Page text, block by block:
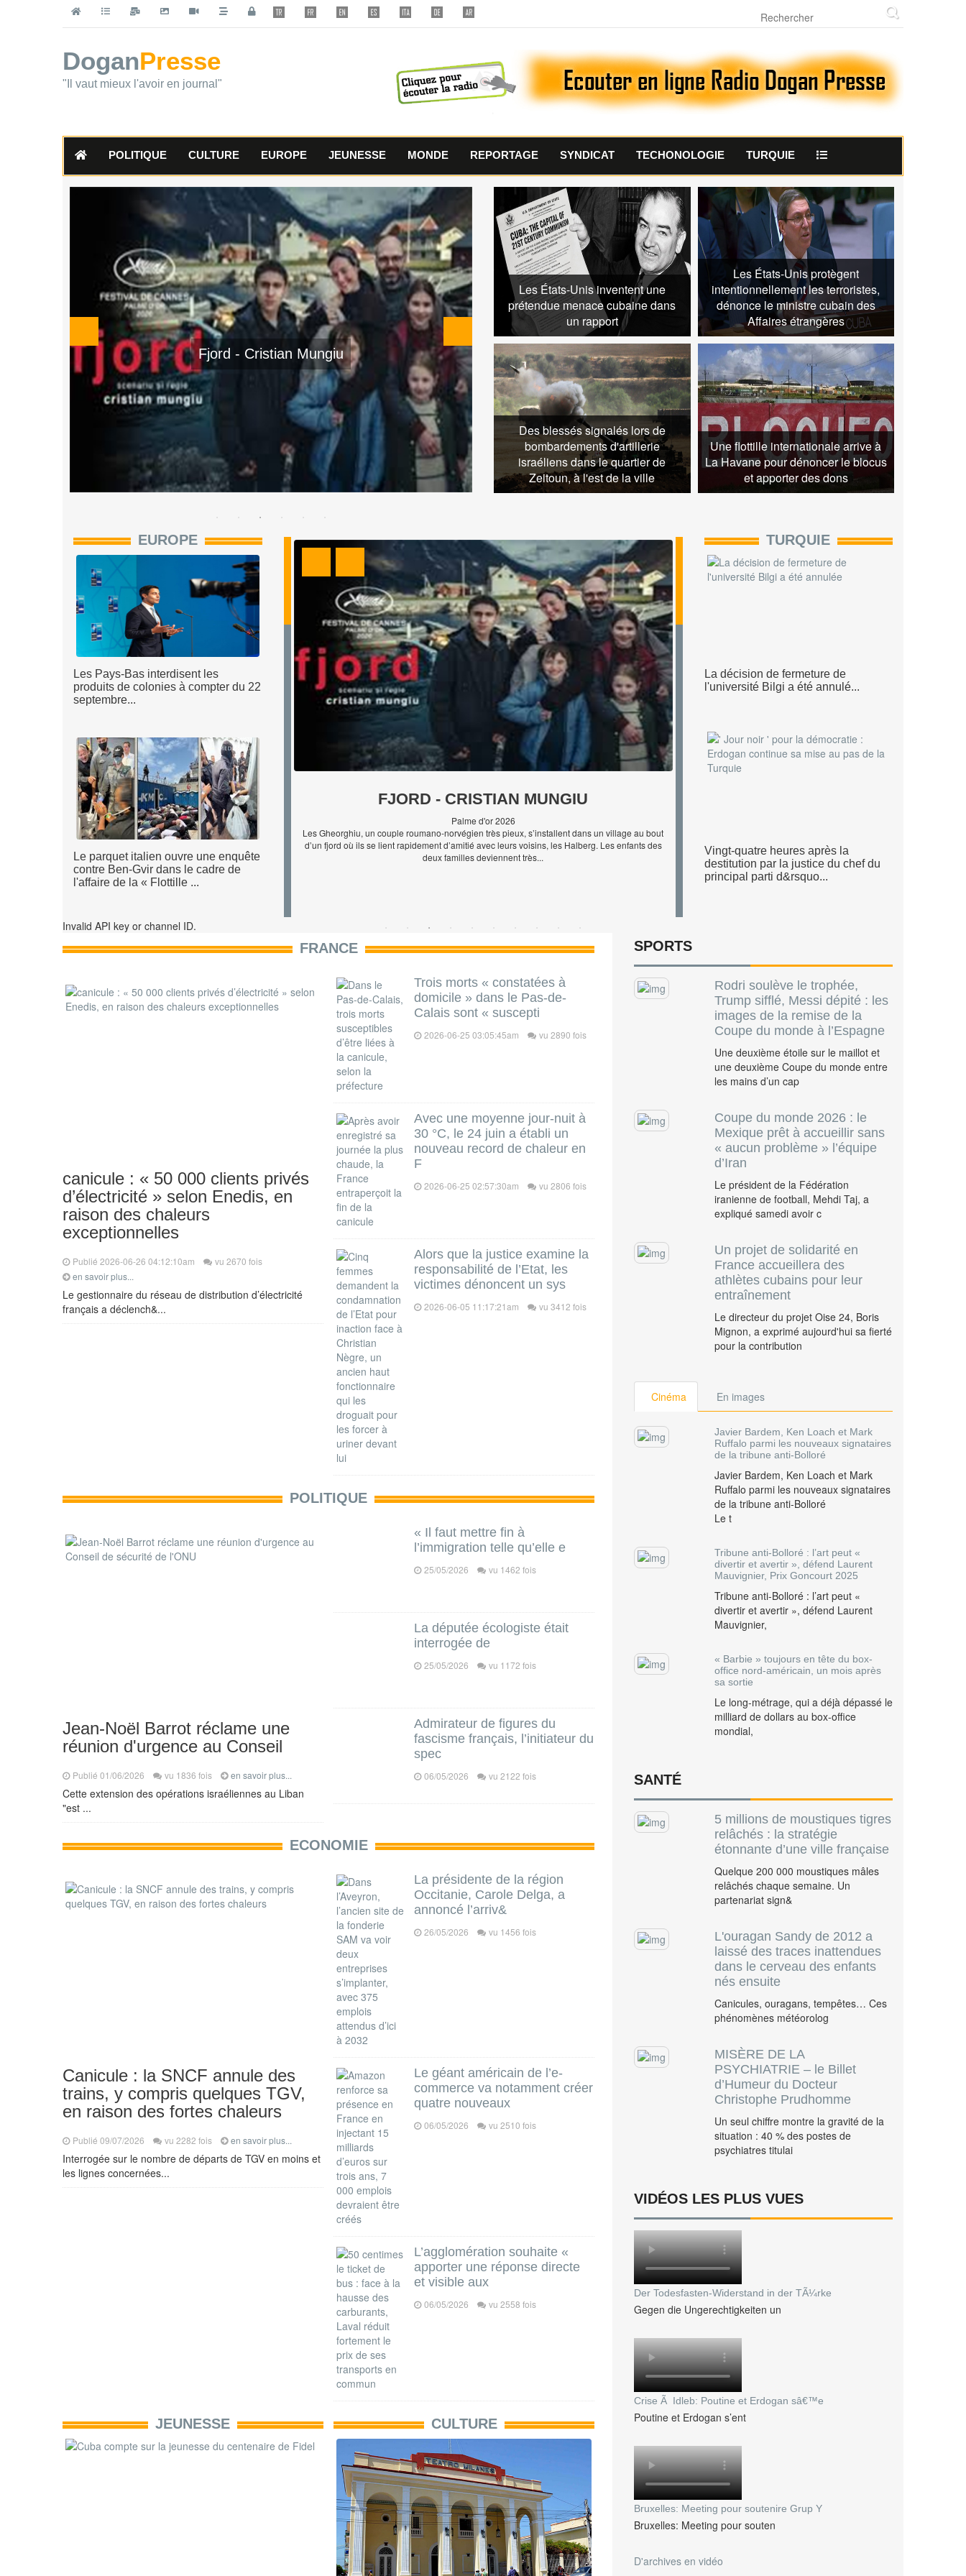
DoganPresse
"Il vaut mieux l'avoir en journal"
POLITIQUE CULTURE EUROPE JEUNESSE MONDE REPORTAGE SYNDICAT TECHONOLOGIE TURQUIE
El Ser Querido - Rodrigo Sorogoyen COWARD - Lukas DHONT
Les États-Unis inventent une
prétendue menace cubaine dans
un rapport
Les États-Unis protègent
intentionnellement les terroristes,
dénonce le ministre cubain des
Affaires étrangères
Des blessés signalés lors de
bombardements d'artillerie
israéliens dans le quartier de
Zeitoun, à l'est de la ville
Une flottille internationale arrive à
La Havane pour dénoncer le blocus
et apporter des dons
EUROPE
Les Pays-Bas interdisent les
produits de colonies à compter du 22
septembre...
Le parquet italien ouvre une enquête
contre Ben-Gvir dans le cadre de
l'affaire de la « Flottille ...
FJORD - CRISTIAN MUNGIU
Palme d'or 2026
Les Gheorghiu, un couple roumano-norvégien très pieux, s’installent dans un village au bout
d’un fjord où ils se lient rapidement d’amitié avec leurs voisins, les Halberg. Les enfants des
deux familles deviennent très...
EL SER QUERIDO - RODRIGO SOROGOYEN
Réalisateur mondialement célèbre, Esteban Martínez revient en Espagne pour tourner son
nouveau film. Il en offre le rôle principal à une jeune actrice inconnue : sa fille, qu’il n’a pas
vue depuis treize ans. La jeune femme accepte cette incroy...
TURQUIE
La décision de fermeture de
l'université Bilgi a été annulé...
Vingt-quatre heures après la
destitution par la justice du chef du
principal parti d&rsquo...
Invalid API key or channel ID.
FRANCE
canicule : « 50 000 clients privés
d’électricité » selon Enedis, en
raison des chaleurs
exceptionnelles
Publié 2026-06-26 04:12:10am
vu 2670 fois
en savoir plus...
Le gestionnaire du réseau de distribution d’électricité
français a déclench&...
Trois morts « constatées à
domicile » dans le Pas-de-
Calais sont « suscepti
2026-06-25 03:05:45am vu 2890 fois
Avec une moyenne jour-nuit à
30 °C, le 24 juin a établi un
nouveau record de chaleur en
F
2026-06-25 02:57:30am vu 2806 fois
Alors que la justice examine la
responsabilité de l’Etat, les
victimes dénoncent un sys
2026-06-05 11:17:21am vu 3412 fois
POLITIQUE
Jean-Noël Barrot réclame une
réunion d'urgence au Conseil
Publié 01/06/2026 vu 1836 fois en savoir plus...
Cette extension des opérations israéliennes au Liban
"est ...
« Il faut mettre fin à
l’immigration telle qu’elle e
25/05/2026 vu 1462 fois
La députée écologiste était
interrogée de
25/05/2026 vu 1172 fois
Admirateur de figures du
fascisme français, l’initiateur du
spec
06/05/2026 vu 2122 fois
ECONOMIE
Canicule : la SNCF annule des
trains, y compris quelques TGV,
en raison des fortes chaleurs
Publié 09/07/2026 vu 2282 fois en savoir plus...
Interrogée sur le nombre de départs de TGV en moins et
les lignes concernées...
La présidente de la région
Occitanie, Carole Delga, a
annoncé l’arriv&
26/05/2026 vu 1456 fois
Le géant américain de l’e-
commerce va notamment créer
quatre nouveaux
06/05/2026 vu 2510 fois
L’agglomération souhaite «
apporter une réponse directe
et visible aux
06/05/2026 vu 2558 fois
JEUNESSE CULTURE
SPORTS
Rodri soulève le trophée,
Trump sifflé, Messi dépité : les
images de la remise de la
Coupe du monde à l’Espagne
Une deuxième étoile sur le maillot et
une deuxième Coupe du monde entre
les mains d’un cap
Coupe du monde 2026 : le
Mexique prêt à accueillir sans
« aucun problème » l’équipe
d’Iran
Le président de la Fédération
iranienne de football, Mehdi Taj, a
expliqué samedi avoir c
Un projet de solidarité en
France accueillera des
athlètes cubains pour leur
entraînement
Le directeur du projet Oise 24, Boris
Mignon, a exprimé aujourd'hui sa fierté
pour la contribution
Cinéma En images
Javier Bardem, Ken Loach et Mark
Ruffalo parmi les nouveaux signataires
de la tribune anti-Bolloré
Javier Bardem, Ken Loach et Mark
Ruffalo parmi les nouveaux signataires
de la tribune anti-Bolloré
Le t
Tribune anti-Bolloré : l’art peut «
divertir et avertir », défend Laurent
Mauvignier, Prix Goncourt 2025
Tribune anti-Bolloré : l’art peut «
divertir et avertir », défend Laurent
Mauvignier,
« Barbie » toujours en tête du box-
office nord-américain, un mois après
sa sortie
Le long-métrage, qui a déjà dépassé le
milliard de dollars au box-office
mondial,
SANTÉ
5 millions de moustiques tigres
relâchés : la stratégie
étonnante d’une ville française
Quelque 200 000 moustiques mâles
relâchés chaque semaine. Un
partenariat sign&
L'ouragan Sandy de 2012 a
laissé des traces inattendues
dans le cerveau des enfants
nés ensuite
Canicules, ouragans, tempêtes… Ces
phénomènes météorolog
MISÈRE DE LA
PSYCHIATRIE – le Billet
d’Humeur du Docteur
Christophe Prudhomme
Un seul chiffre montre la gravité de la
situation : 40 % des postes de
psychiatres titulai
VIDÉOS LES PLUS VUES
Der Todesfasten-Widerstand in der TÃ¼rke
Gegen die Ungerechtigkeiten un
Crise Ã Idleb: Poutine et Erdogan sâ€™e
Poutine et Erdogan s’ent
Bruxelles: Meeting pour soutenire Grup Y
Bruxelles: Meeting pour souten
D'archives en vidéo